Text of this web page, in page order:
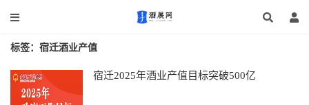
标签：宿迁酒业产值
宿迁2025年酒业产值目标突破500亿